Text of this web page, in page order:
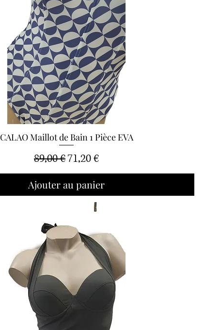
Aperçu rapide
CALAO Maillot de Bain 1 Pièce EVA
Prix original
89,00 €Prix promotionnel
71,20 €
Ajouter au panier